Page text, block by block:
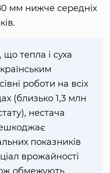
мм нижче середніх
тепла і суха
роботи на всіх
(близько 1,3 млн
нестача
показників
врожайності